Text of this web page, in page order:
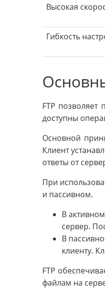
Высокая
Гибкость
FTP позволяет
доступны
Основной
Клиент
ответы от
При
и пассивном.
В
сервер.
В
клиенту.
FTP
файлам на